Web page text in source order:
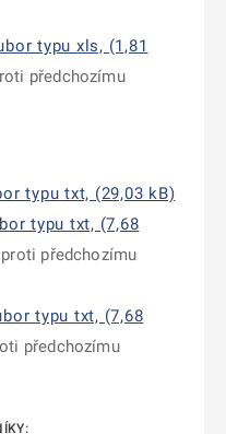
typu xls, (1,81
předchozímu
typu txt, (29,03 kB)
typu txt, (7,68
předchozímu
typu txt, (7,68
předchozímu